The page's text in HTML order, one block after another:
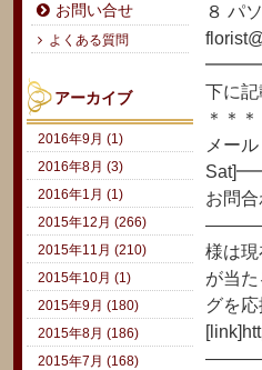
８ パ
下に記
＊＊
メ
お問合
様は
が当
グを
お問い合せ
よくある質問
アーカイブ
2016年9月 (1)
2016年8月 (3)
2016年1月 (1)
2015年12月 (266)
2015年11月 (210)
2015年10月 (1)
2015年9月 (180)
2015年8月 (186)
2015年7月 (168)